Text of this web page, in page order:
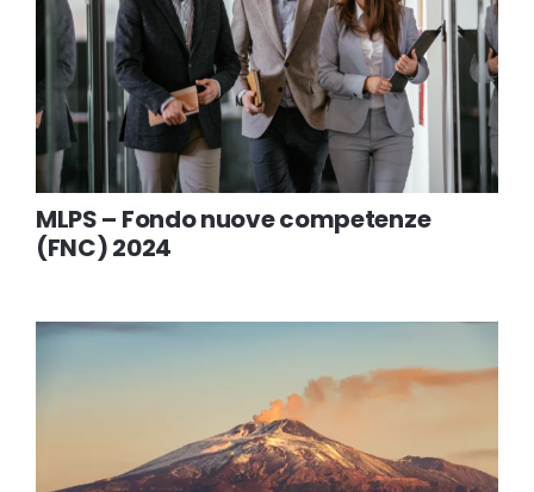
MLPS – Fondo nuove competenze
(FNC) 2024